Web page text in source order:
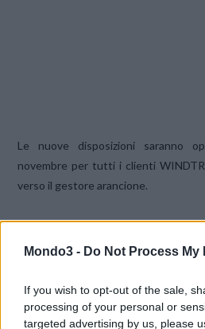
Mondo3 - Do Not Process
If you wish to opt-out of the sale,
processing of your personal or
targeted advertising by us, please
Le nuove disposizioni saranno
novembre per tutti i clienti
verso il gestore arancione.
Anche Very ha informato che, a
modifichein un’ottica di maggior
ottemperanza alla delibera AGCOM.